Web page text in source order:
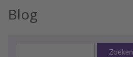
Blog
Zoeken